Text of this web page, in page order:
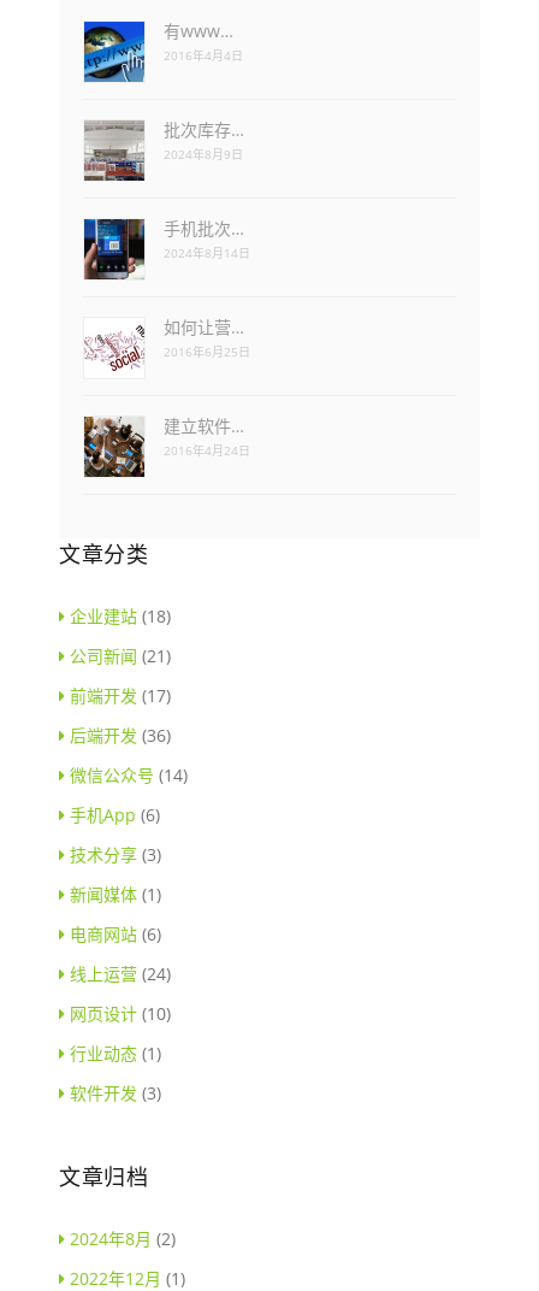
有www…
2016年4月4日
批次库存…
2024年8月9日
手机批次…
2024年8月14日
如何让营…
2016年6月25日
建立软件…
2016年4月24日
文章分类
企业建站 (18)
公司新闻 (21)
前端开发 (17)
后端开发 (36)
微信公众号 (14)
手机App (6)
技术分享 (3)
新闻媒体 (1)
电商网站 (6)
线上运营 (24)
网页设计 (10)
行业动态 (1)
软件开发 (3)
文章归档
2024年8月 (2)
2022年12月 (1)